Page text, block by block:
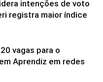
intenções de voto
registra maior índice
vagas para o
Aprendiz em redes